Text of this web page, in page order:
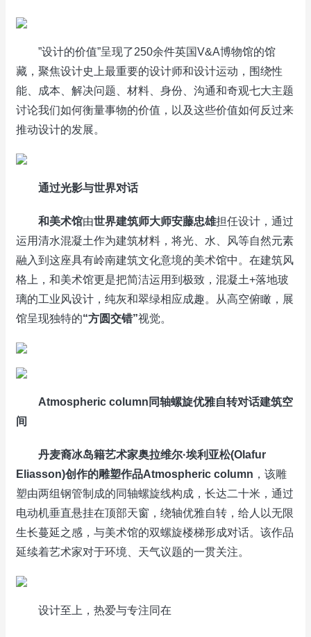
”设计的价值”呈现了250余件英国V&A博物馆的馆
藏，聚焦设计史上最重要的设计师和设计运动，围绕性
能、成本、解决问题、材料、身份、沟通和奇观七大主题
讨论我们如何衡量事物的价值，以及这些价值如何反过来
推动设计的发展。
通过光影与世界对话
和美术馆由世界建筑师大师安藤忠雄担任设计，通过
运用清水混凝土作为建筑材料，将光、水、风等自然元素
融入到这座具有岭南建筑文化意境的美术馆中。在建筑风
格上，和美术馆更是把简洁运用到极致，混凝土+落地玻
璃的工业风设计，纯灰和翠绿相应成趣。从高空俯瞰，展
馆呈现独特的“方圆交错”视觉。
Atmospheric column 同轴螺旋优雅自转对话建筑空
间
丹麦裔冰岛籍艺术家奥拉维尔·埃利亚松(Olafur
Eliasson)创作的雕塑作品Atmospheric column ，该雕
塑由两组钢管制成的同轴螺旋线构成，长达二十米，通过
电动机垂直悬挂在顶部天窗，绕轴优雅自转，给人以无限
生长蔓延之感，与美术馆的双螺旋楼梯形成对话。该作品
延续着艺术家对于环境、天气议题的一贯关注。
设计至上，热爱与专注同在